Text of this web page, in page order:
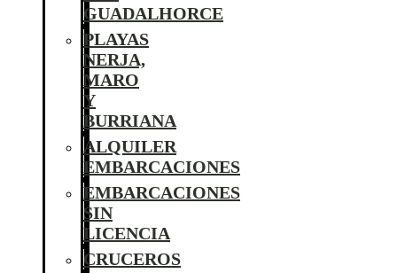
GUADALHORCE
PLAYAS
NERJA,
MARO
Y
BURRIANA
ALQUILER
EMBARCACIONES
EMBARCACIONES
SIN
LICENCIA
CRUCEROS